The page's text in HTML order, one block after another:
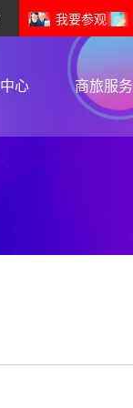
我要参观
心 商旅服务